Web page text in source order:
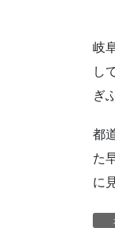
岐
し
ぎ
都
た
に